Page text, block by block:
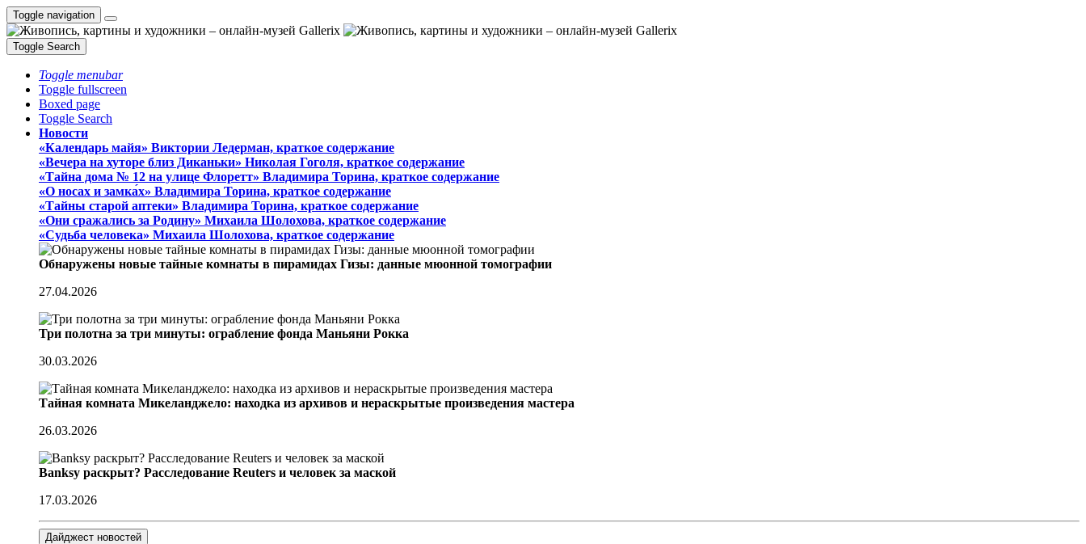
Toggle navigation
Toggle Search
Toggle menubar
Toggle fullscreen
Boxed page
Toggle Search
Новости
«Календарь майя» Виктории Ледерман, краткое содержание
«Вечера на хуторе близ Диканьки» Николая Гоголя, краткое содержание
«Тайна дома № 12 на улице Флоретт» Владимира Торина, краткое содержание
«О носах и замка́х» Владимира Торина, краткое содержание
«Тайны старой аптеки» Владимира Торина, краткое содержание
«Они сражались за Родину» Михаила Шолохова, краткое содержание
«Судьба человека» Михаила Шолохова, краткое содержание
Обнаружены новые тайные комнаты в пирамидах Гизы: данные мюонной томографии
27.04.2026
Три полотна за три минуты: ограбление фонда Маньяни Рокка
30.03.2026
Тайная комната Микеланджело: находка из архивов и нераскрытые произведения мастера
26.03.2026
Banksy раскрыт? Расследование Reuters и человек за маской
17.03.2026
Дайджест новостей